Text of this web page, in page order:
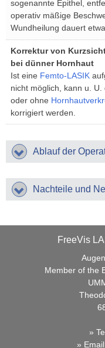
Augenlasern
SMILE Pro (ReLEX
Individuelle Femto-
Monovision (bei
SmartSurf
Historische
Kunstlinsen
Linsenoperationen
Kontaktlinse im Auge
Informationen
Ablauf der Behandlung
Behandlungskosten /
sogenannte Epithel,
operativ mäßige
Wundheilung dauert
Korrektur von
bei dünner Hornhaut
Ist eine Femto-LASIK
nicht möglich, kann u. U.
oder ohne
korrigiert werden.
Ablauf der
Nachteile und
FreeVis
Member of the
»
» Email